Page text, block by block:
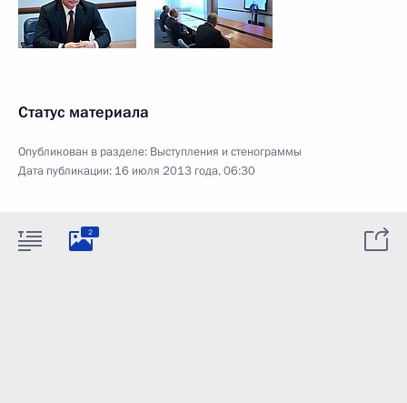
Статус материала
Опубликован в разделе: Выступления и стенограммы
Дата публикации: 16 июля 2013 года, 06:30
2